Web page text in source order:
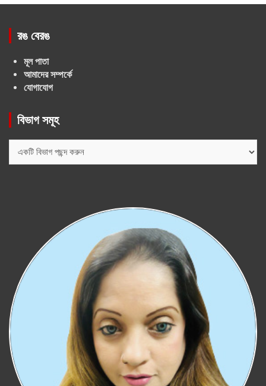
রঙ বেরঙ
মূল পাতা
আমাদের সম্পর্কে
যোগাযোগ
বিভাগ সমূহ